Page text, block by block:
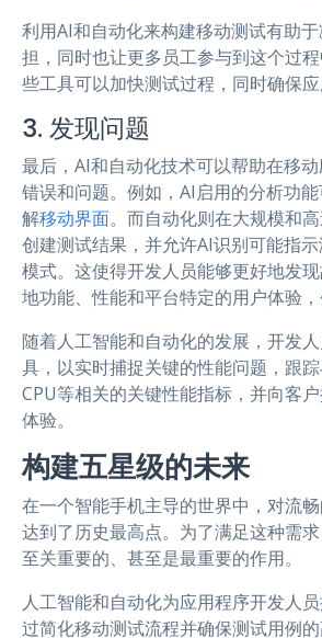
利用AI和自动化来构建移动测试有助
担，同时也让更多员工参与到这个过
些工具可以加快测试过程，同时确保应
3. 发现问题
最后，AI和自动化技术可以帮助在移
错误和问题。例如，AI启用的分析功
解移动界面。而自动化则在大规模和
创建测试结果，并允许AI识别可能指
模式。这使得开发人员能够更好地发
地功能、性能和平台特定的用户体验，
随着人工智能和自动化的发展，开发
具，以实时捕捉关键的性能问题，跟踪
CPU等相关的关键性能指标，并向客
体验。
构建五星级的未来
在一个智能手机主导的世界中，对流
达到了历史最高点。为了满足这种需
至关重要的、甚至是最重要的作用。
人工智能和自动化为应用程序开发人
过简化移动测试流程并确保测试用例的